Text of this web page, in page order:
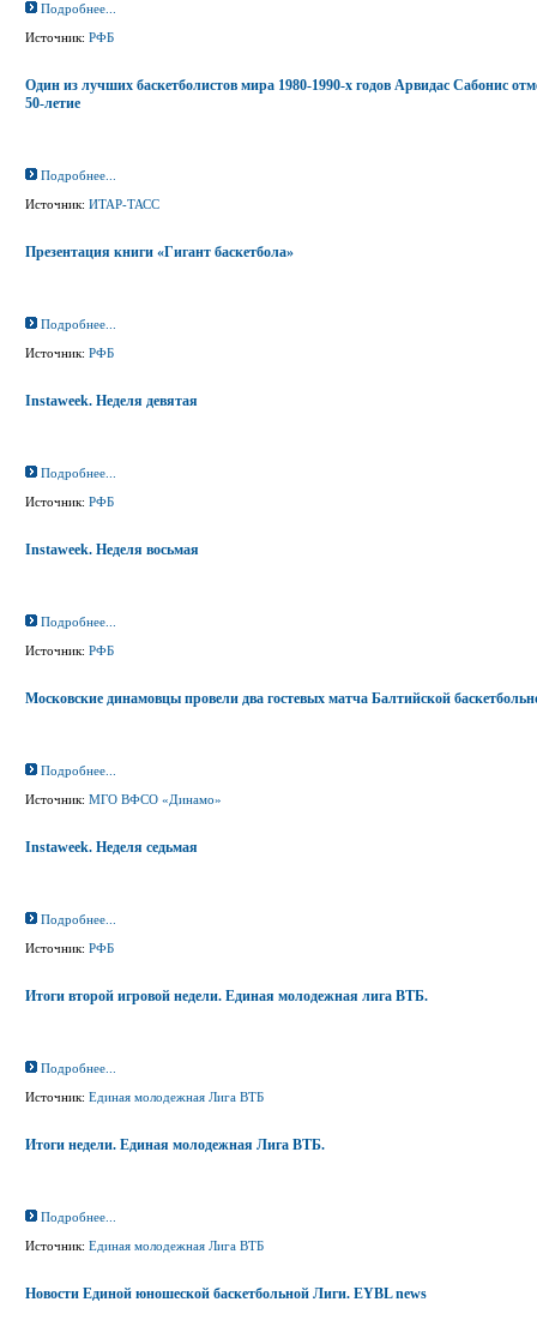
Подробнее...
Источник: РФБ
Один из лучших баскетболистов мира 1980-1990-х годов Арвидас Сабонис
50-летие
Подробнее...
Источник: ИТАР-ТАСС
Презентация книги «Гигант баскетбола»
Подробнее...
Источник: РФБ
Instaweek. Неделя девятая
Подробнее...
Источник: РФБ
Instaweek. Неделя восьмая
Подробнее...
Источник: РФБ
Московские динамовцы провели два гостевых матча Балтийской
Подробнее...
Источник: МГО ВФСО «Динамо»
Instaweek. Неделя седьмая
Подробнее...
Источник: РФБ
Итоги второй игровой недели. Единая молодежная лига ВТБ.
Подробнее...
Источник: Единая молодежная Лига ВТБ
Итоги недели. Единая молодежная Лига ВТБ.
Подробнее...
Источник: Единая молодежная Лига ВТБ
Новости Единой юношеской баскетбольной Лиги. EYBL news